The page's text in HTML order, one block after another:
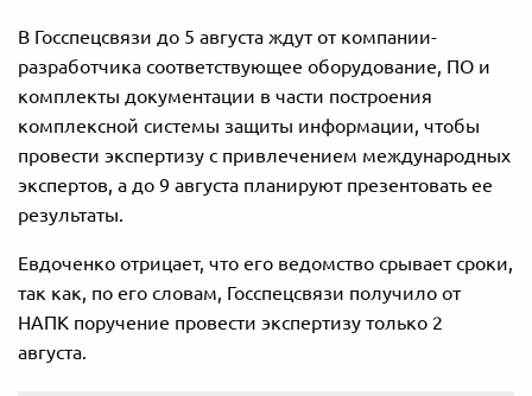
В Госспецсвязи до 5 августа ждут от компании-
разработчика соответствующее оборудование, ПО и
комплекты документации в части построения
комплексной системы защиты информации, чтобы
провести экспертизу с привлечением международных
экспертов, а до 9 августа планируют презентовать ее
результаты.
Евдоченко отрицает, что его ведомство срывает сроки,
так как, по его словам, Госспецсвязи получило от
НАПК поручение провести экспертизу только 2
августа.